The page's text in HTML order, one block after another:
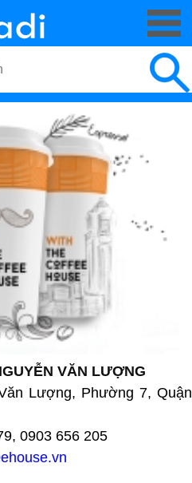
VĂN LƯỢNG
Lượng, Phường 7, Quận
0903 656 205